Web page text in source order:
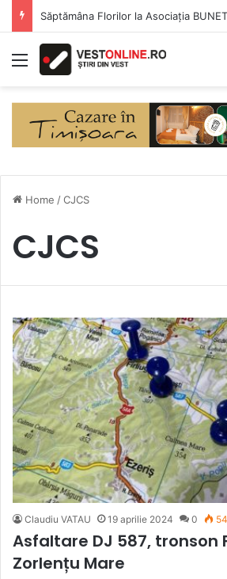
Săptămâna Florilor la Asociația
Menu
Home /CJCS
CJCS
Claudiu VATAU 19 aprilie 2024 0
Asfaltare DJ 587, tronson
Zorlențu Mare